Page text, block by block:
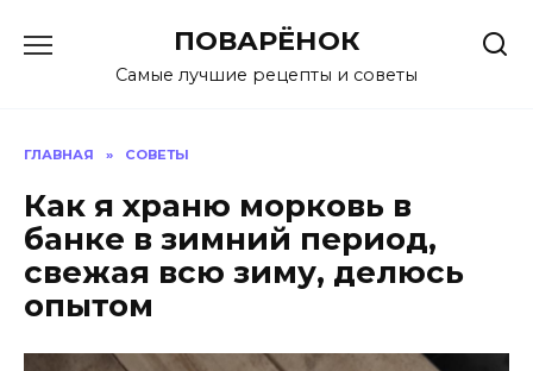
содержанию
ПОВАРЁНОК
Самые лучшие рецепты и советы
ГЛАВНАЯ » СОВЕТЫ
Как я храню морковь в
банке в зимний период,
свежая всю зиму, делюсь
опытом